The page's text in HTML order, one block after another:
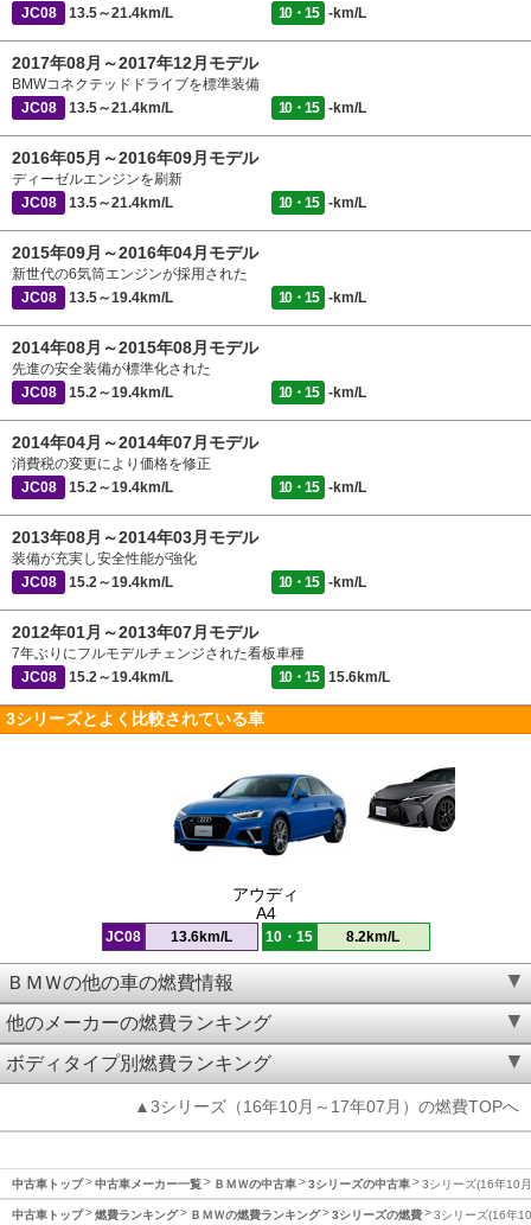
JC08
13.5～21.4km/L 10・15 -km/L
2017年08月～2017年12月モデル
BMWコネクテッドドライブを標準装備
JC08
13.5～21.4km/L 10・15 -km/L
2016年05月～2016年09月モデル
ディーゼルエンジンを刷新
JC08
13.5～21.4km/L 10・15 -km/L
2015年09月～2016年04月モデル
新世代の6気筒エンジンが採用された
JC08
13.5～19.4km/L 10・15 -km/L
2014年08月～2015年08月モデル
先進の安全装備が標準化された
JC08
15.2～19.4km/L 10・15 -km/L
2014年04月～2014年07月モデル
消費税の変更により価格を修正
JC08
15.2～19.4km/L 10・15 -km/L
2013年08月～2014年03月モデル
装備が充実し安全性能が強化
JC08
15.2～19.4km/L 10・15 -km/L
2012年01月～2013年07月モデル
7年ぶりにフルモデルチェンジされた看板車種
JC08
15.2～19.4km/L 10・15 15.6km/L
3シリーズとよく比較されている車
アウディ
A4
JC08 13.6km/L 10・15 8.2km/L
ＢＭＷの他の車の燃費情報
他のメーカーの燃費ランキング
ボディタイプ別燃費ランキング
▲3シリーズ（16年10月～17年07月）の燃費TOPへ
中古車トップ 中古車メーカー一覧 ＢＭＷの中古車 3シリーズの中古車 3シリーズ(16年10
中古車トップ 燃費ランキング ＢＭＷの燃費ランキング 3シリーズの燃費 3シリーズ(16年